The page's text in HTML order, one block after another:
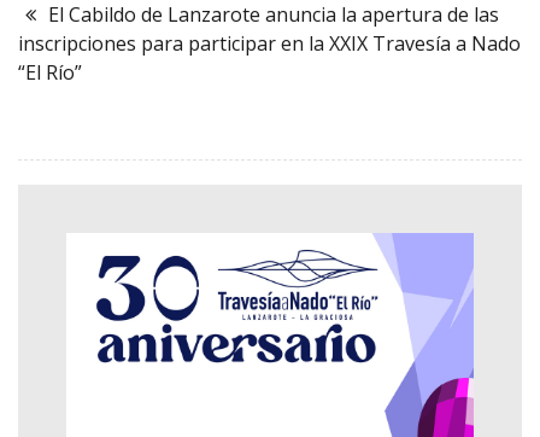
El Cabildo de Lanzarote anuncia la apertura de las
inscripciones para participar en la XXIX Travesía a Nado
“El Río”